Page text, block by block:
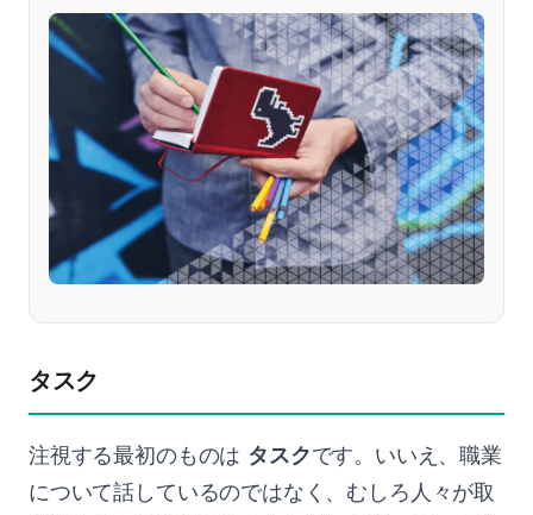
タスク
注視する最初のものは タスクです。いいえ、職業
について話しているのではなく、むしろ人々が取